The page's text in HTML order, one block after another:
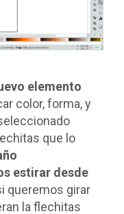
elemento
color, forma, y
que lo
estirar desde
queremos girar
la flechitas